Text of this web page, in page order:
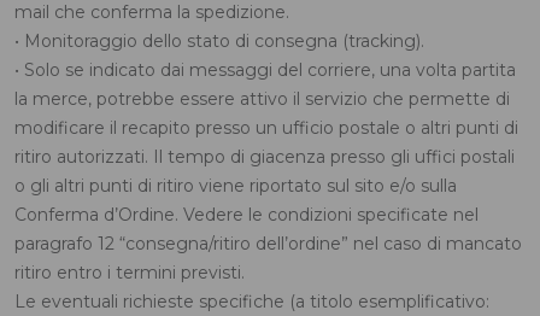
mail che conferma la spedizione.
• Monitoraggio dello stato di consegna (tracking).
• Solo se indicato dai messaggi del corriere, una volta partita
la merce, potrebbe essere attivo il servizio che permette di
modificare il recapito presso un ufficio postale o altri punti di
ritiro autorizzati. Il tempo di giacenza presso gli uffici postali
o gli altri punti di ritiro viene riportato sul sito e/o sulla
Conferma d’Ordine. Vedere le condizioni specificate nel
paragrafo 12 “consegna/ritiro dell’ordine” nel caso di mancato
ritiro entro i termini previsti.
Le eventuali richieste specifiche (a titolo esemplificativo: